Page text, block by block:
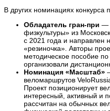
В других номинациях конкурса
Обладатель гран-при —
физкультуры» из
с 2021 года и направлен
«резиночка». Авторы
методическое пособие
организовали
Номинация «Масштаб»
веломаршрутов
Проект позиционирует
интересный, активный и
рассчитан на обычных